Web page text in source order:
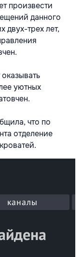
произвести
данного
двух-трех лет,
уютных
что по
отделение